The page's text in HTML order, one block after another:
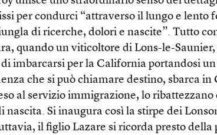
per condurci “attraverso il lungo e lento
di ricerche, dolori e nascite”. Tutto
quando un viticoltore di Lons-le-
imbarcarsi per la California portandosi
che si può chiamare destino, sbarca in
al servizio immigrazione, lo ribattezzano
nascita. Si inaugura così la stirpe dei
il figlio Lazare si ricorda presto della